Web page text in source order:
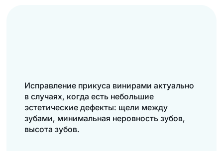
Исправление прикуса винирами актуально
в случаях, когда есть небольшие
эстетические дефекты: щели между
зубами, минимальная неровность зубов,
высота зубов.